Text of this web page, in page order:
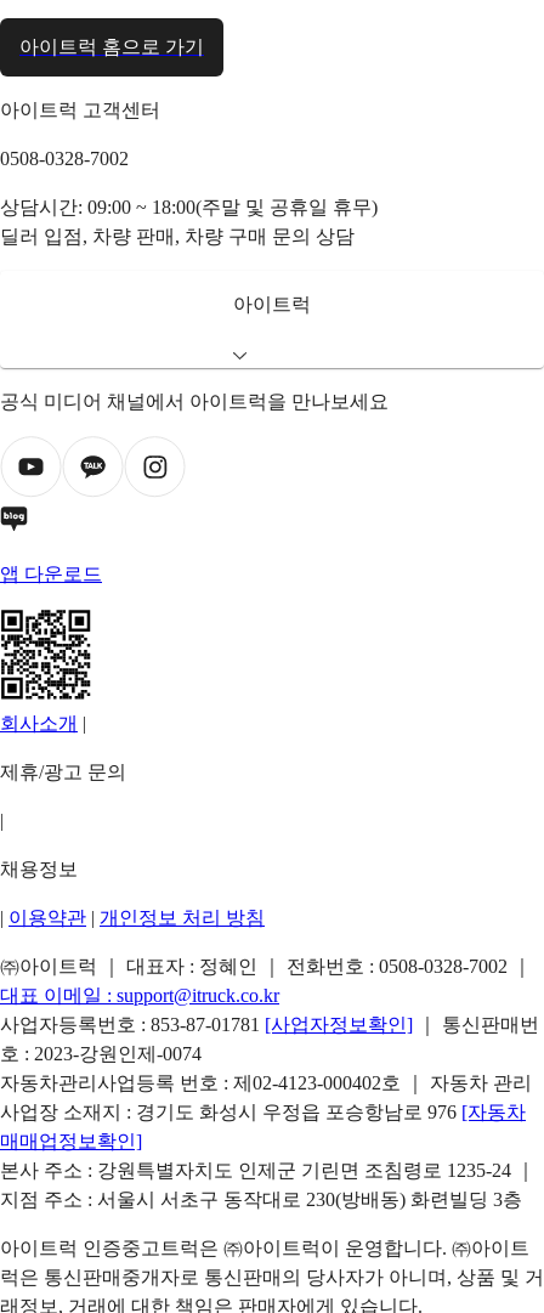
아이트럭 홈으로 가기
아이트럭 고객센터
0508-0328-7002
상담시간: 09:00 ~ 18:00(주말 및 공휴일 휴무)
딜러 입점, 차량 판매, 차량 구매 문의 상담
아이트럭
공식 미디어 채널에서 아이트럭을 만나보세요
앱 다운로드
회사소개 |
제휴/광고 문의
|
채용정보
| 이용약관 | 개인정보 처리 방침
㈜아이트럭 ｜ 대표자 : 정혜인 ｜ 전화번호 : 0508-0328-7002
대표 이메일 : support@itruck.co.kr
사업자등록번호 : 853-87-01781 [사업자정보확인]
｜ 통신판매번
호 : 2023-강원인제-0074
자동차관리사업등록 번호 : 제02-4123-000402호 ｜ 자동차 관리
사업장 소재지 : 경기도 화성시 우정읍 포승항남로 976 [자동차
매매업정보확인]
본사 주소 : 강원특별자치도 인제군 기린면 조침령로 1235-24 ｜
지점 주소 : 서울시 서초구 동작대로 230(방배동) 화련빌딩 3층
아이트럭 인증중고트럭은 ㈜아이트럭이 운영합니다. ㈜아이트
럭은 통신판매중개자로 통신판매의 당사자가 아니며, 상품 및 거
래정보, 거래에 대한 책임은 판매자에게 있습니다.